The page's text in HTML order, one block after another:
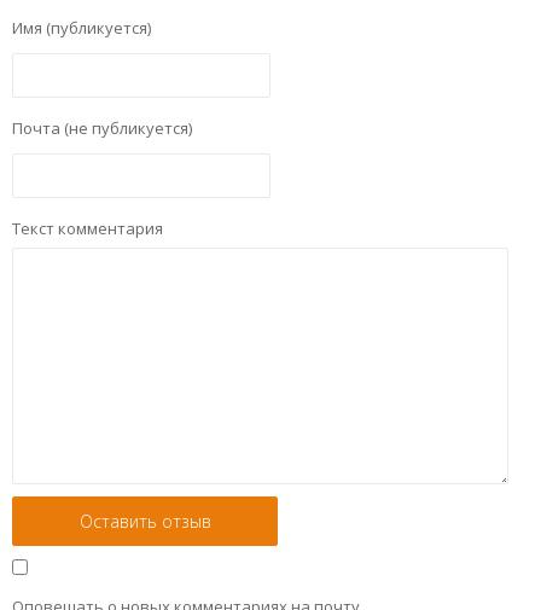
Имя (публикуется)
Почта (не публикуется)
Текст комментария